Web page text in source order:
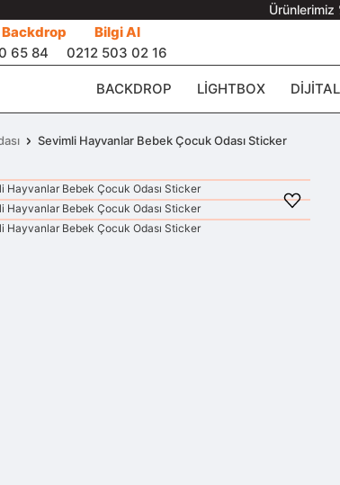
Ürünlerimiz
65 84
Bilgi Al
0212 503 02 16
BACKDROP LIGHTBOX
Sevimli Hayvanlar Bebek Çocuk Odası Sticker